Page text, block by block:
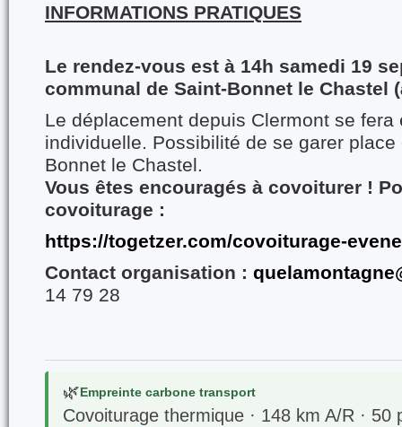
INFORMATIONS PRATIQUES
Le rendez-vous est à 14h samedi 19
communal de Saint-Bonnet le Chastel
Le déplacement depuis Clermont se fera
individuelle. Possibilité de se garer
Bonnet le Chastel.
Vous êtes encouragés à covoiturer !
covoiturage :
https://togetzer.com/covoiturage-
Contact organisation :
14 79 28
🌿Empreinte carbone transport
Covoiturage thermique · 148 km A/R · 50